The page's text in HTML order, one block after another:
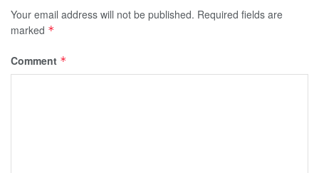
Your email address will not be published. Required fields are
marked *
Comment *